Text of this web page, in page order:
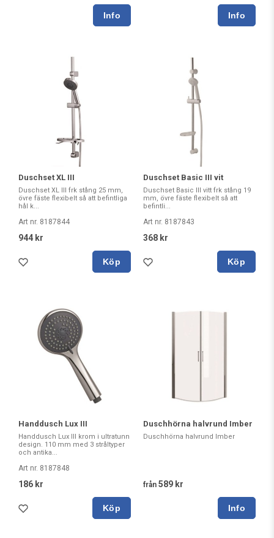
Duschset XL III
Duschset XL III frk stång 25 mm,
övre fäste flexibelt så att befintliga
hål k...
Art nr. 8187844
944 kr
Köp
Duschset Basic III vit
Duschset Basic III vitt frk stång 19
mm, övre fäste flexibelt så att
befintli...
Art nr. 8187843
368 kr
Köp
Handdusch Lux III
Handdusch Lux III krom i ultratunn
design. 110 mm med 3 stråltyper
och antika...
Art nr. 8187848
186 kr
Köp
Duschhörna halvrund Imber
Duschhörna halvrund Imber
från 589 kr